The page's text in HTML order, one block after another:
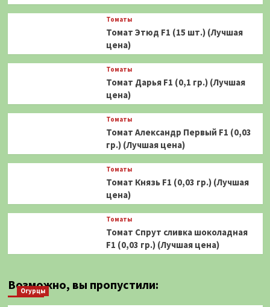
Томаты
Томат Этюд F1 (15 шт.) (Лучшая
цена)
Томаты
Томат Дарья F1 (0,1 гр.) (Лучшая
цена)
Томаты
Томат Александр Первый F1 (0,03
гр.) (Лучшая цена)
Томаты
Томат Князь F1 (0,03 гр.) (Лучшая
цена)
Томаты
Томат Спрут сливка шоколадная
F1 (0,03 гр.) (Лучшая цена)
Возможно, вы пропустили:
Огурцы